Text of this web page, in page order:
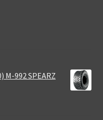
M-992 SPEARZ